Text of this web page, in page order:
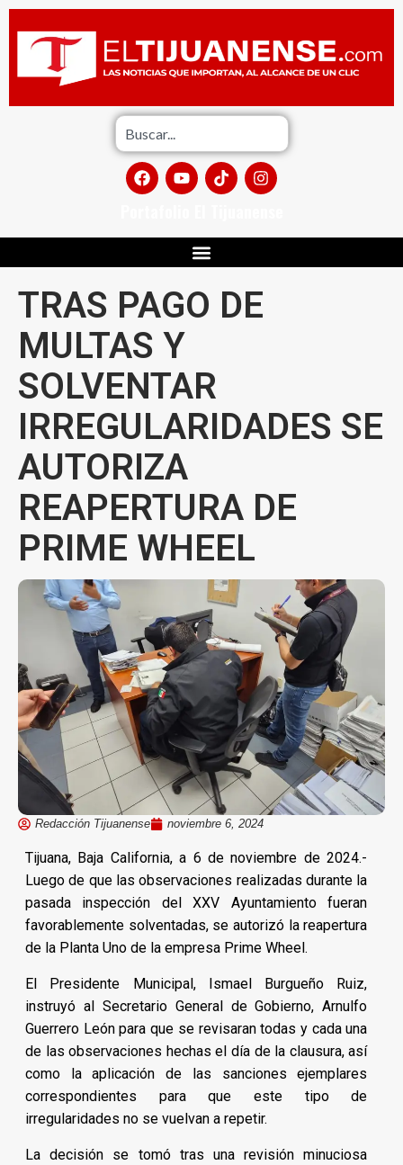
TRAS PAGO DE
MULTAS Y
SOLVENTAR
IRREGULARIDADES SE
AUTORIZA
REAPERTURA DE
PRIME WHEEL
Redacción Tijuanense noviembre 6, 2024
Tijuana, Baja California, a 6 de noviembre de 2024.-
Luego de que las observaciones realizadas durante la
pasada inspección del XXV Ayuntamiento fueran
favorablemente solventadas, se autorizó la reapertura
de la Planta Uno de la empresa Prime Wheel.
El Presidente Municipal, Ismael Burgueño Ruiz,
instruyó al Secretario General de Gobierno, Arnulfo
Guerrero León para que se revisaran todas y cada una
de las observaciones hechas el día de la clausura, así
como la aplicación de las sanciones ejemplares
correspondientes para que este tipo de
irregularidades no se vuelvan a repetir.
La decisión se tomó tras una revisión minuciosa